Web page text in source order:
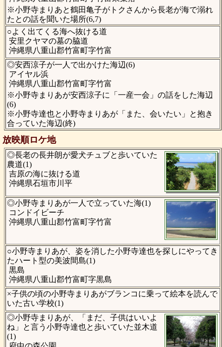
※小野寺まりあと鶴田亀子がトクさんから長老が海で溺れ
たとの話を聞いた場所(6,7)
○よく出てくる海へ抜ける道
安里クヤマの墓の脇道
沖縄県八重山郡竹富町字竹富
◎安西涼子が一人で出かけた海辺(6)
アイヤル浜
沖縄県八重山郡竹富町字竹富
※小野寺まりあが安西涼子に「一産一会」の話をした海辺
(6)
※小野寺達也と小野寺まりあが「また、会いたい」と抱き
合っていた海辺(終)
放映順ロケ地
◎長老の長井朗が愛犬チュブと歩いていた
農道(1)
吉原の海に抜ける道
沖縄県石垣市川平
◎小野寺まりあが一人で立っていた海(1)
コンドイビーチ
沖縄県八重山郡竹富町字竹富
○小野寺まりあが、姿を消した小野寺達也を探しにやってき
たハート型の美波間島(1)
黒島
沖縄県八重山郡竹富町字黒島
×子供の頃の小野寺まりあがブランコに乗って絵本を読んで
いた古い学校(1)
◎小野寺まりあが、「まだ、子供はいいよ
ね」と言う小野寺達也と歩いていた並木道
(1)